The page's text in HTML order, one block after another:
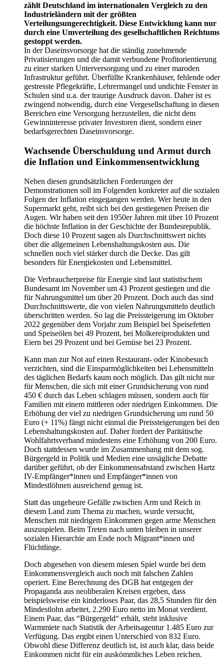
zählt Deutschland im internationalen Vergleich zu den
Industrieländern mit der größten
Verteilungsungerechtigkeit. Diese Entwicklung kann nur
durch eine Umverteilung des gesellschaftlichen Reichtums
gestoppt werden.
In der Daseinsvorsorge hat die ständig zunehmende
Privatisierungen und die damit verbundene Profitorientierung
zu einer starken Unterversorgung und zu einer maroden
Infrastruktur geführt. Überfüllte Krankenhäuser, fehlende oder
gestresste Pflegekräfte, Lehrermangel und undichte Fenster in
Schulen sind u.a. der traurige Ausdruck davon. Daher ist es
zwingend notwendig, durch eine Vergesellschaftung in diesen
Bereichen eine Versorgung herzustellen, die nicht dem
Gewinninteresse privater Investoren dient, sondern einer
bedarfsgerechten Daseinsvorsorge.
Wachsende Überschuldung und Armut durch
die Inflation und Einkommensentwicklung
Neben diesen grundsätzlichen Forderungen der
Demonstrationen soll im Folgenden konkreter auf die sozialen
Folgen der Inflation eingegangen werden. Wer heute in den
Supermarkt geht, reibt sich bei den gestiegenen Preisen die
Augen. Wir haben seit den 1950er Jahren mit über 10 Prozent
die höchste Inflation in der Geschichte der Bundesrepublik.
Doch diese 10 Prozent sagen als Durchschnittswert nichts
über die allgemeinen Lebenshaltungskosten aus. Die
schnellen noch viel stärker durch die Decke. Das gilt
besonders für Energiekosten und Lebensmittel.
Die Verbraucherpreise für Energie sind laut statistischem
Bundesamt im November um 43 Prozent gestiegen und die
für Nahrungsmittel um über 20 Prozent. Doch auch das sind
Durchschnittswerte, die von vielen Nahrungsmitteln deutlich
überschritten werden. So lag die Preissteigerung im Oktober
2022 gegenüber dem Vorjahr zum Beispiel bei Speisefetten
und Speiseölen bei 49 Prozent, bei Molkereiprodukten und
Eiern bei 29 Prozent und bei Gemüse bei 23 Prozent.
Kann man zur Not auf einen Restaurant- oder Kinobesuch
verzichten, sind die Einsparmöglichkeiten bei Lebensmitteln
des täglichen Bedarfs kaum noch möglich. Das gilt nicht nur
für Menschen, die sich mit einer Grundsicherung von rund
450 € durch das Leben schlagen müssen, sondern auch für
Familien mit einem mittleren oder niedrigen Einkommen. Die
Erhöhung der viel zu niedrigen Grundsicherung um rund 50
Euro (+ 11%) fängt nicht einmal die Preissteigerungen bei den
Lebenshaltungskosten auf. Daher fordert der Paritätische
Wohlfahrtsverband mindestens eine Erhöhung von 200 Euro.
Doch stattdessen wurde im Zusammenhang mit dem sog.
Bürgergeld in Politik und Medien eine unsägliche Debatte
darüber geführt, ob der Einkommensabstand zwischen Hartz
IV-Empfänger*innen und Empfänger*innen von
Mindestlöhnen ausreichend genug ist.
Statt das ungeheure Gefälle zwischen Arm und Reich in
diesem Land zum Thema zu machen, wurde versucht,
Menschen mit niedrigem Einkommen gegen arme Menschen
auszuspielen. Beim Treten nach unten bleiben in unserer
sozialen Hierarchie am Ende noch Migrant*innen und
Flüchtlinge.
Doch abgesehen von diesem miesen Spiel wurde bei dem
Einkommensvergleich auch noch mit falschen Zahlen
operiert. Eine Berechnung des DGB hat entgegen der
Propaganda aus neoliberalen Kreisen ergeben, dass
beispielsweise ein kinderloses Paar, das 28,5 Stunden für den
Mindestlohn arbeitet, 2.290 Euro netto im Monat verdient.
Einem Paar, das “Bürgergeld“ erhält, steht inklusive
Warmmiete nach Statistik der Arbeitsagentur 1.485 Euro zur
Verfügung. Das ergibt einen Unterschied von 832 Euro.
Obwohl diese Differenz deutlich ist, ist auch klar, dass beide
Einkommen nicht für ein auskömmliches Leben reichen.